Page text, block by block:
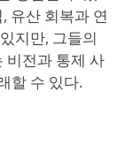
유산 회복과 연
지만, 그들의
비전과 통제 사
할 수 있다.